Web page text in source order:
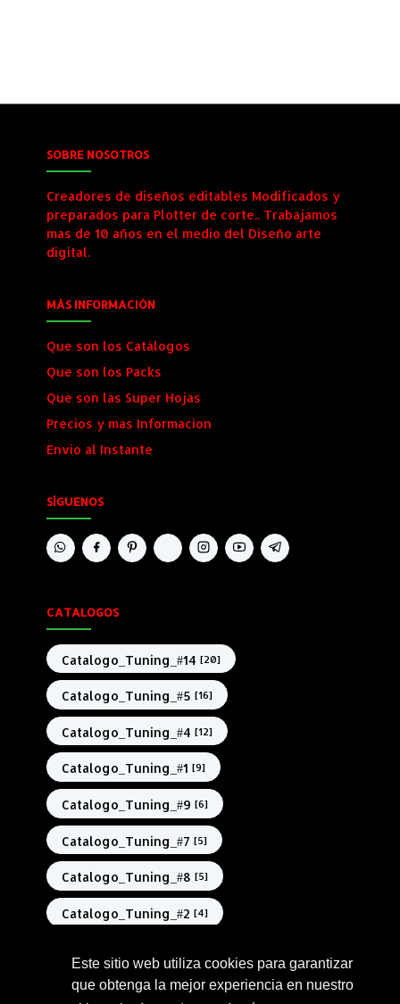
Este sitio web utiliza cookies para garantizar
que obtenga la mejor experiencia en nuestro
SOBRE NOSOTROS
Creadores de diseños editables Modificados y
preparados para Plotter de corte.. Trabajamos
mas de 10 años en el medio del Diseño arte
digital.
MÁS INFORMACIÓN
Que son los Catálogos
Que son los Packs
Que son las Super Hojas
Precios y mas Informacion
Envio al Instante
SÍGUENOS
CATALOGOS
Catalogo_Tuning_#14 [20]
Catalogo_Tuning_#5 [16]
Catalogo_Tuning_#4 [12]
Catalogo_Tuning_#1 [9]
Catalogo_Tuning_#9 [6]
Catalogo_Tuning_#7 [5]
Catalogo_Tuning_#8 [5]
Catalogo_Tuning_#2 [4]
Catalogo_Tuning_#6 [3]